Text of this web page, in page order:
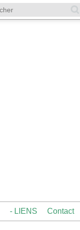
- LIENS Contact